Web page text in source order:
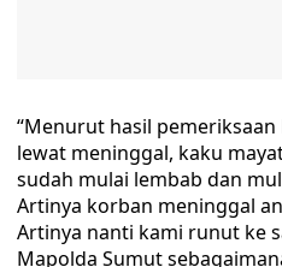
“Menurut hasil pemeriksaan
lewat meninggal, kaku
sudah mulai lembab dan
Artinya korban meninggal
Artinya nanti kami runut ke
Mapolda Sumut